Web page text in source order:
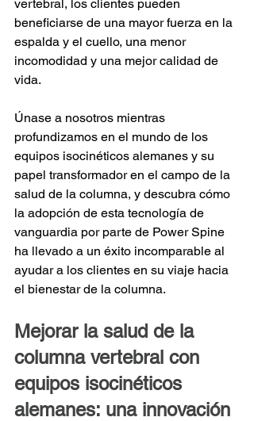
vertebral, los clientes pueden
beneficiarse de una mayor fuerza en la
espalda y el cuello, una menor
incomodidad y una mejor calidad de
vida.
Únase a nosotros mientras
profundizamos en el mundo de los
equipos isocinéticos alemanes y su
papel transformador en el campo de la
salud de la columna, y descubra cómo
la adopción de esta tecnología de
vanguardia por parte de Power Spine
ha llevado a un éxito incomparable al
ayudar a los clientes en su viaje hacia
el bienestar de la columna.
Mejorar la salud de la
columna vertebral con
equipos isocinéticos
alemanes: una innovación